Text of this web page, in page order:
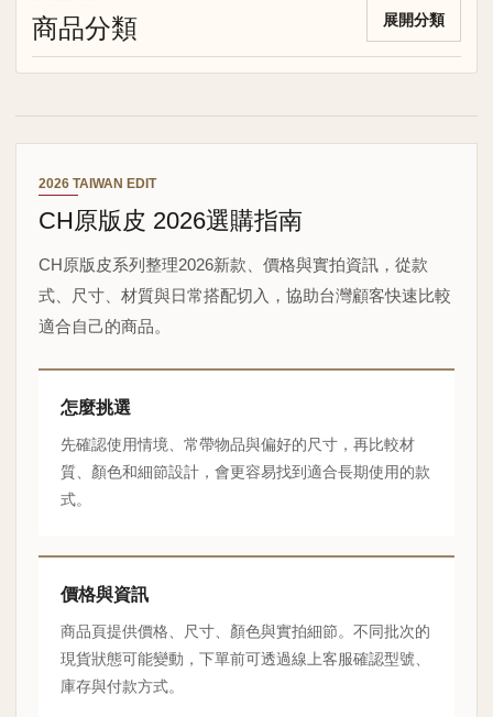
商品分類 展開分類
2026 TAIWAN EDIT
CH原版皮 2026選購指南
CH原版皮系列整理2026新款、價格與實拍資訊，從款
式、尺寸、材質與日常搭配切入，協助台灣顧客快速比較
適合自己的商品。
怎麼挑選
先確認使用情境、常帶物品與偏好的尺寸，再比較材
質、顏色和細節設計，會更容易找到適合長期使用的款
式。
價格與資訊
商品頁提供價格、尺寸、顏色與實拍細節。不同批次的
現貨狀態可能變動，下單前可透過線上客服確認型號、
庫存與付款方式。